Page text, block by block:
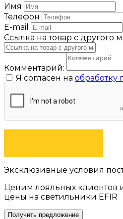
Имя
Телефон
E-mail
Ссылка на товар с другого
Комментарий:
Я согласен на обработку
Эксклюзивные условия
Ценим лояльных клиентов
цены на светильники EFIR
Получить предложение